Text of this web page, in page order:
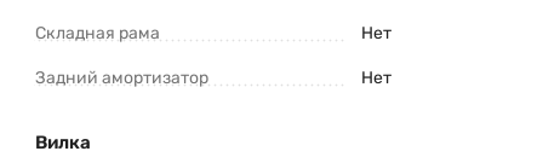
Складная рама Нет
Задний амортизатор Нет
Вилка